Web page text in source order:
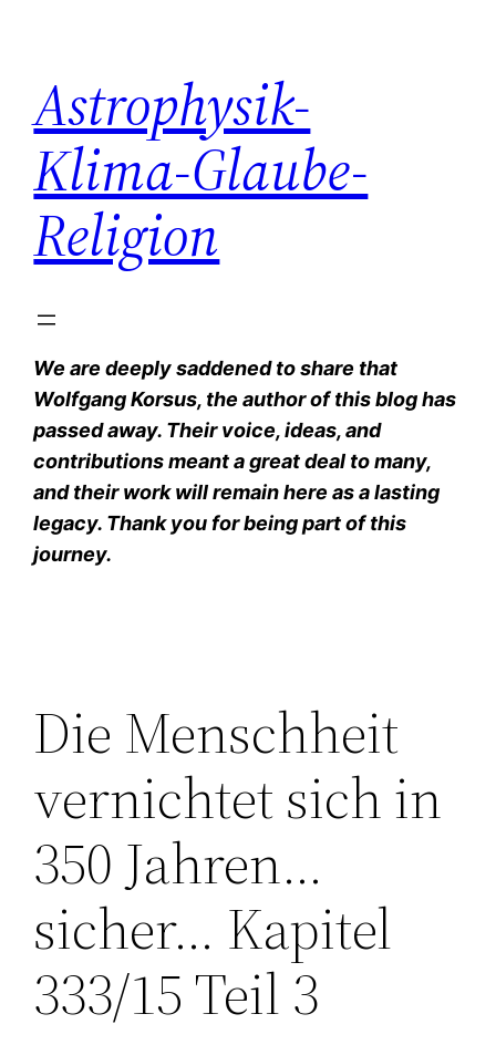
springen
Astrophysik-
Klima-Glaube-
Religion
We are deeply saddened to share that
Wolfgang Korsus, the author of this blog has
passed away. Their voice, ideas, and
contributions meant a great deal to many,
and their work will remain here as a lasting
legacy. Thank you for being part of this
journey.
Die Menschheit
vernichtet sich in
350 Jahren…
sicher… Kapitel
333/15 Teil 3